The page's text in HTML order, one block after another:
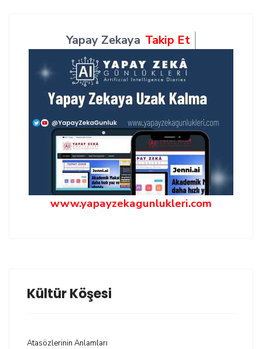
Yapay Zekaya Takip Et
www.yapayzekagunlukleri.com
Kültür Köşesi
Atasözlerinin Anlamları